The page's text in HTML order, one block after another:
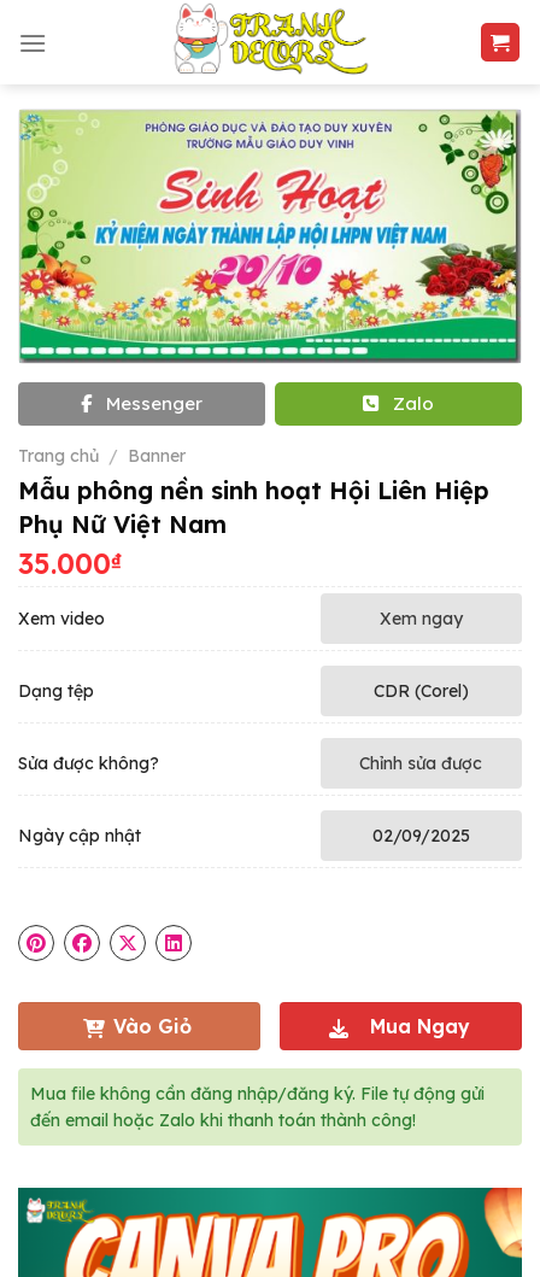
Messenger Zalo
Trang chủ / Banner
Mẫu phông nền sinh hoạt Hội Liên Hiệp
Phụ Nữ Việt Nam
35.000₫
Xem video Xem ngay
Dạng tệp CDR (Corel)
Sửa được không? Chỉnh sửa được
Ngày cập nhật 02/09/2025
Vào Giỏ Mua Ngay
Mua file không cần đăng nhập/đăng ký. File tự động gửi
đến email hoặc Zalo khi thanh toán thành công!